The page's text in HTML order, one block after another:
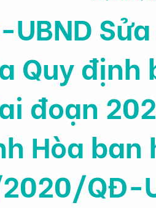
Quy định
đoạn
Hòa ban
QĐ-